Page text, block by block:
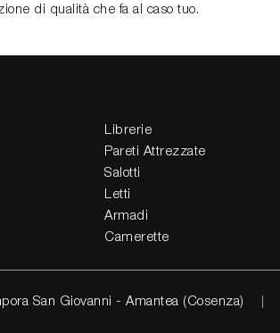
di qualità che fa al caso tuo.
Librerie
Pareti Attrezzate
Salotti
Letti
Armadi
Camerette
San Giovanni - Amantea (Cosenza)